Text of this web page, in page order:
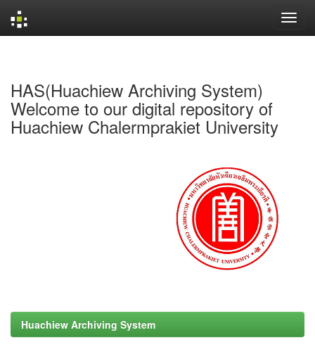
HAS(Huachiew Archiving System)
Welcome to our digital repository of
Huachiew Chalermprakiet University
Huachiew Archiving System